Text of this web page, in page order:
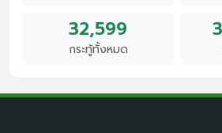
32,599
กระทู้ทั้งหมด